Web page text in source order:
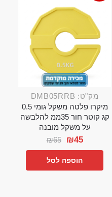
מק"ט: DMB05RRB
מיקרו פלטה משקל גומי 0.5
קג קוטר חור 35ממ להלבשה
על משקל מובנה
₪65 ₪45
הוספה לסל